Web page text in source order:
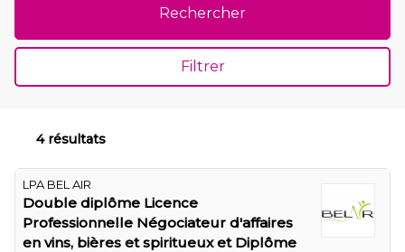
Rechercher
Filtrer
4 résultats
LPA BEL AIR
Double diplôme Licence
Professionnelle Négociateur d'affaires
en vins, bières et spiritueux et Diplôme